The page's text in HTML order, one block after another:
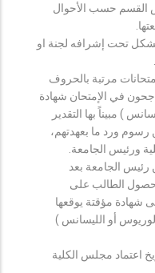
القسم حسب الأحوال
تحت إشرافه لجنة او
مرتبة بالحروف
في الإمتحان شهادة
) مبيناً بها التقدير
رسوم ورد ما بعهدتهم،
ورئيس الجامعة.
رئيس الجامعة بعد
الطالب على
شهادة مؤقتة يوقعها
أو الليسانس )
اعتماد مجلس الكلية